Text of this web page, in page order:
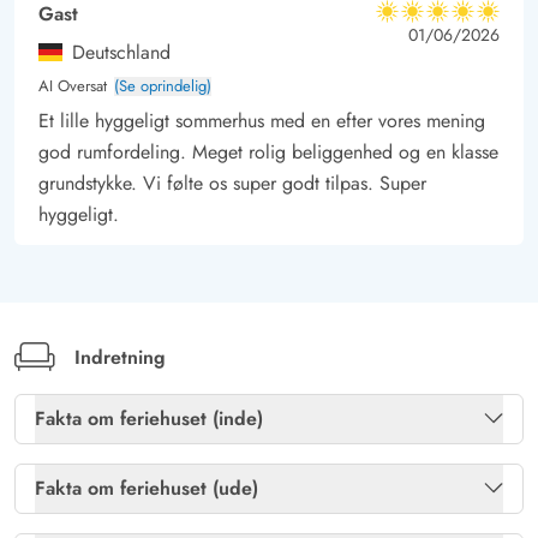
sommerhus og skab minder med familie og venner.
Gast
Deutschland
AI Oversat (Se oprindelig)
5 ud af 5
5 ud af 5
5 out of 5
01/06/2026
Et lille hyggeligt sommerhus med en efter vores mening
god rumfordeling. Meget rolig beliggenhed og en klasse
grundstykke. Vi følte os super godt tilpas. Super
hyggeligt.
Indretning
Fakta om feriehuset (inde)
Brændeovn
Ja
Fakta om feriehuset (ude)